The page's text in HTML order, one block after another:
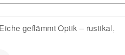
geflämmt Optik – rustikal,